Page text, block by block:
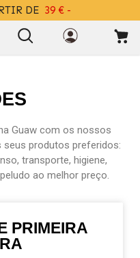
DE 39 € -
Guaw com os nossos
produtos preferidos:
transporte, higiene,
ao melhor preço.
PRIMEIRA